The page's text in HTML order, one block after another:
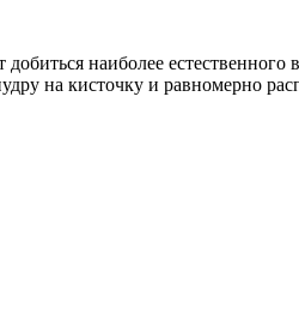
наиболее
на кисточку и равномерно